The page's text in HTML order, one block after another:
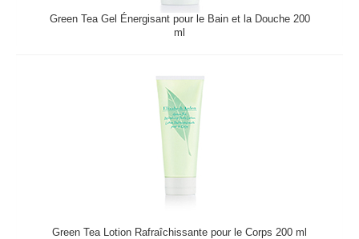
Green Tea Gel Énergisant pour le Bain et la Douche 200
ml
Green Tea Lotion Rafraîchissante pour le Corps 200 ml